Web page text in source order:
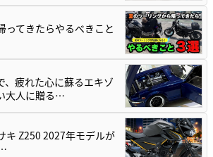
ってきたらやるべきこと
、疲れた心に蘇るエキゾ
大人に贈る…
キ Z250 2027年モデルが